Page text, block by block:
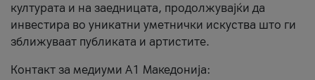
културата и на заедницата, продолжувајќи да
инвестира во уникатни уметнички искуства што ги
зближуваат публиката и артистите.
Контакт за медиуми А1 Македонија: